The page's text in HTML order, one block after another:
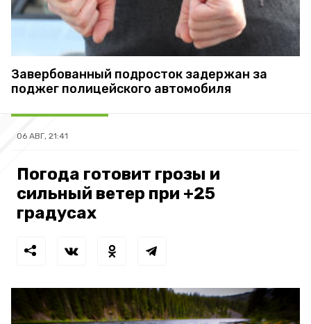
Завербованный подросток задержан за
поджег полицейского автомобиля
06 АВГ, 21:41
Погода готовит грозы и
сильный ветер при +25
градусах